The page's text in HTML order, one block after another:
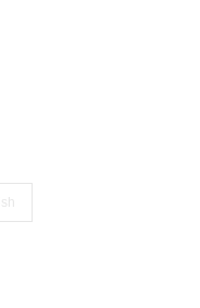
ステム全体として
および本製品が全
ください。
際しては機器・装
使用ください。・